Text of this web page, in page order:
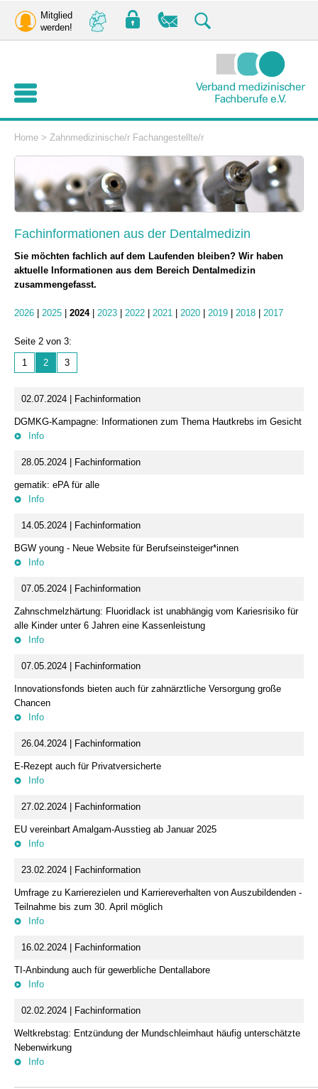
Mitglied
werden!
Home > Zahnmedizinische/r Fachangestellte/r
Fachinformationen aus der Dentalmedizin
Sie möchten fachlich auf dem Laufenden bleiben? Wir haben
aktuelle Informationen aus dem Bereich Dentalmedizin
zusammengefasst.
2026 2025 2024| 2023 2022 2021 2020 2019 2018 2017
Seite 2 von 3:
1
2 3
02.07.2024 | Fachinformation
DGMKG-Kampagne: Informationen zum Thema Hautkrebs im Gesicht
Info
28.05.2024 | Fachinformation
gematik: ePA für alle
Info
14.05.2024 | Fachinformation
BGW young - Neue Website für Berufseinsteiger*innen
Info
07.05.2024 | Fachinformation
Zahnschmelzhärtung: Fluoridlack ist unabhängig vom Kariesrisiko für
alle Kinder unter 6 Jahren eine Kassenleistung
Info
07.05.2024 | Fachinformation
Innovationsfonds bieten auch für zahnärztliche Versorgung große
Chancen
Info
26.04.2024 | Fachinformation
E-Rezept auch für Privatversicherte
Info
27.02.2024 | Fachinformation
EU vereinbart Amalgam-Ausstieg ab Januar 2025
Info
23.02.2024 | Fachinformation
Umfrage zu Karrierezielen und Karriereverhalten von Auszubildenden -
Teilnahme bis zum 30. April möglich
Info
16.02.2024 | Fachinformation
TI-Anbindung auch für gewerbliche Dentallabore
Info
02.02.2024 | Fachinformation
Weltkrebstag: Entzündung der Mundschleimhaut häufig unterschätzte
Nebenwirkung
Info